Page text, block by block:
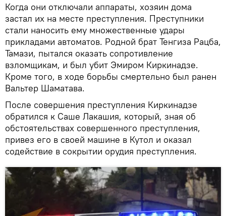
Когда они отключали аппараты, хозяин дома
застал их на месте преступления. Преступники
стали наносить ему множественные удары
прикладами автоматов. Родной брат Тенгиза Рацба,
Тамази, пытался оказать сопротивление
взломщикам, и был убит Эмиром Киркинадзе.
Кроме того, в ходе борьбы смертельно был ранен
Вальтер Шаматава.
После совершения преступления Киркинадзе
обратился к Саше Лакашия, который, зная об
обстоятельствах совершенного преступления,
привез его в своей машине в Кутол и оказал
содействие в сокрытии орудия преступления.